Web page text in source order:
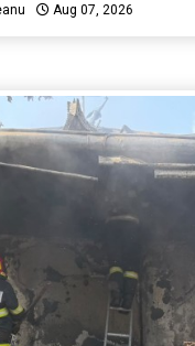
Aug 07, 2026